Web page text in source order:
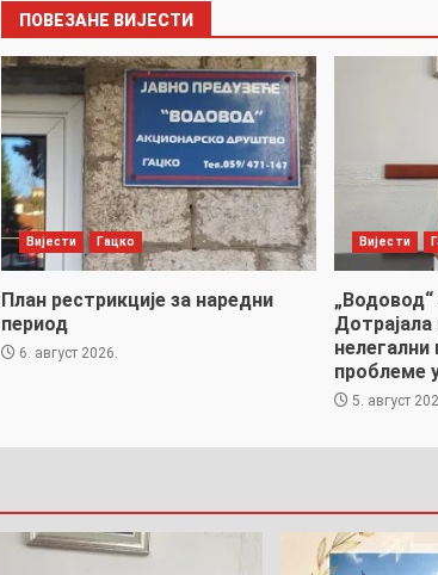
ПОВЕЗАНЕ ВИЈЕСТИ
Вијести Гацко
План рестрикције за наредни
период
6. август 2026.
Вијести
нелегални
проблеме
5. август